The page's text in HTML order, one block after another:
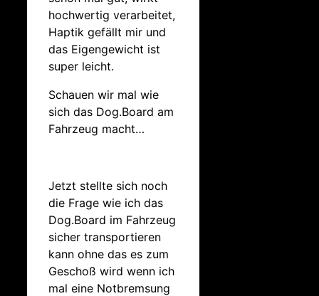
hochwertig verarbeitet,
Haptik gefällt mir und
das Eigengewicht ist
super leicht.
Schauen wir mal wie
sich das Dog.Board am
Fahrzeug macht…
Jetzt stellte sich noch
die Frage wie ich das
Dog.Board im Fahrzeug
sicher transportieren
kann ohne das es zum
Geschoß wird wenn ich
mal eine Notbremsung